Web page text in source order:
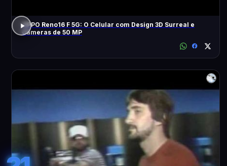
OPPO Reno16 F 5G: O Celular com Design 3D Surreal e
Câmeras de 50 MP